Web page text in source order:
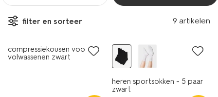
filter en sorteer 9 artikelen
compressiekousen voor
volwassenen zwart
heren sportsokken - 5 paar
zwart